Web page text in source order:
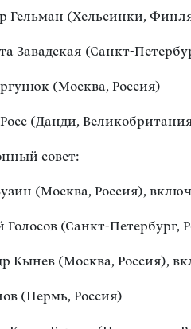
Гельман (Хельсинки,
Завадская (Санкт-
(Москва, Россия)
(Данди,
совет:
(Москва, Россия),
Голосов (Санкт-Петербург,
Кынев (Москва, Россия),
(Пермь, Россия)